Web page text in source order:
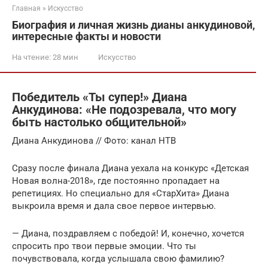
Главная » Искусство
Биография и личная жизнь дианы анкудиновой,
интересные факты и новости
На чтение: 28 мин Искусство
Победитель «Ты супер!» Диана
Анкудинова: «Не подозревала, что могу
быть настолько общительной»
Диана Анкудинова // Фото: канал НТВ
Сразу после финала Диана уехала на конкурс «Детская
Новая волна-2018», где постоянно пропадает на
репетициях. Но специально для «СтарХита» Диана
выкроила время и дала свое первое интервью.
— Диана, поздравляем с победой! И, конечно, хочется
спросить про твои первые эмоции. Что ты
почувствовала, когда услышала свою фамилию?